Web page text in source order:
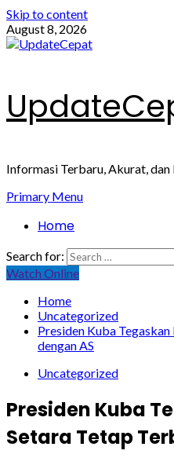
Skip to content
August 8, 2026
Informasi Terbaru, Akurat,
Primary Menu
Home
Search for:
Watch Online
Home
Uncategorized
Presiden Kuba
dengan AS
Uncategorized
Presiden Kuba
Setara Tetap